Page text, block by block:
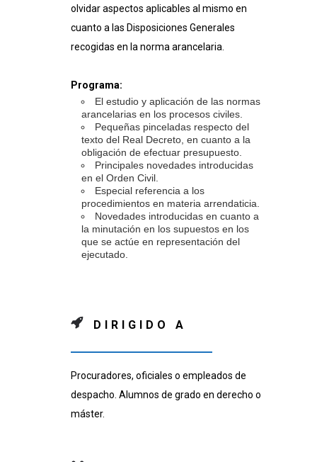
olvidar aspectos aplicables al mismo en
cuanto a las Disposiciones Generales
recogidas en la norma arancelaria.
Programa:
El estudio y aplicación de las normas
arancelarias en los procesos civiles.
Pequeñas pinceladas respecto del
texto del Real Decreto, en cuanto a la
obligación de efectuar presupuesto.
Principales novedades introducidas
en el Orden Civil.
Especial referencia a los
procedimientos en materia arrendaticia.
Novedades introducidas en cuanto a
la minutación en los supuestos en los
que se actúe en representación del
ejecutado.
DIRIGIDO A
Procuradores, oficiales o empleados de
despacho. Alumnos de grado en derecho o
máster.